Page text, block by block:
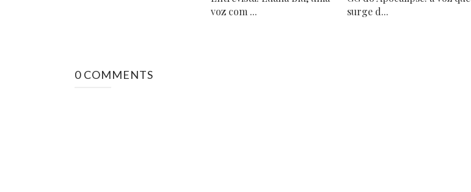
voz com ...
surge d...
0 COMMENTS